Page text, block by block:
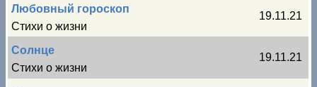
Любовный гороскоп
Стихи о жизни
19.11.21
Солнце
Стихи о жизни
19.11.21